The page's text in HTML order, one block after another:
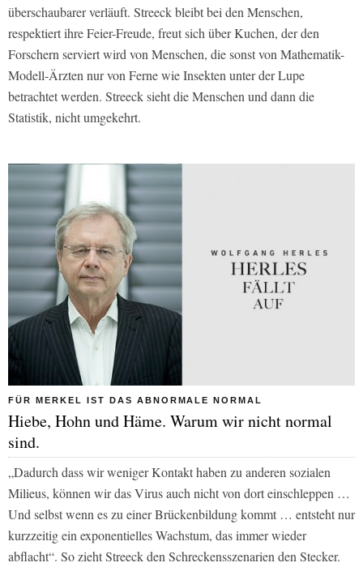
überschaubarer verläuft. Streeck bleibt bei den Menschen,
respektiert ihre Feier-Freude, freut sich über Kuchen, der den
Forschern serviert wird von Menschen, die sonst von Mathematik-
Modell-Ärzten nur von Ferne wie Insekten unter der Lupe
betrachtet werden. Streeck sieht die Menschen und dann die
Statistik, nicht umgekehrt.
FÜR MERKEL IST DAS ABNORMALE NORMAL
Hiebe, Hohn und Häme. Warum wir nicht normal
sind.
„Dadurch dass wir weniger Kontakt haben zu anderen sozialen
Milieus, können wir das Virus auch nicht von dort einschleppen …
Und selbst wenn es zu einer Brückenbildung kommt … entsteht nur
kurzzeitig ein exponentielles Wachstum, das immer wieder
abflacht“. So zieht Streeck den Schreckensszenarien den Stecker.